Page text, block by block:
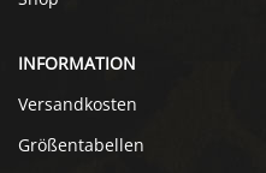
INFORMATION
Versandkosten
Größentabellen